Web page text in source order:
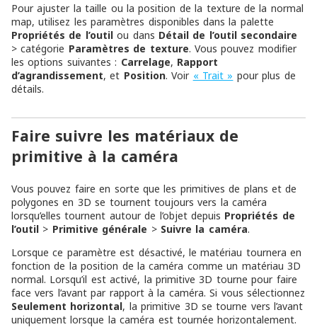
Pour ajuster la taille ou la position de la texture de la normal
map, utilisez les paramètres disponibles dans la palette
Propriétés de l’outilou dans Détail de l’outil secondaire
> catégorie Paramètres de texture. Vous pouvez modifier
les options suivantes : Carrelage, Rapport
d’agrandissement, et Position. Voir « Trait » pour plus de
détails.
Faire suivre les matériaux de
primitive à la caméra
Vous pouvez faire en sorte que les primitives de plans et de
polygones en 3D se tournent toujours vers la caméra
lorsqu’elles tournent autour de l’objet depuis Propriétés de
l’outil > Primitive générale > Suivre la caméra.
Lorsque ce paramètre est désactivé, le matériau tournera en
fonction de la position de la caméra comme un matériau 3D
normal. Lorsqu’il est activé, la primitive 3D tourne pour faire
face vers l’avant par rapport à la caméra. Si vous sélectionnez
Seulement horizontal, la primitive 3D se tourne vers l’avant
uniquement lorsque la caméra est tournée horizontalement.